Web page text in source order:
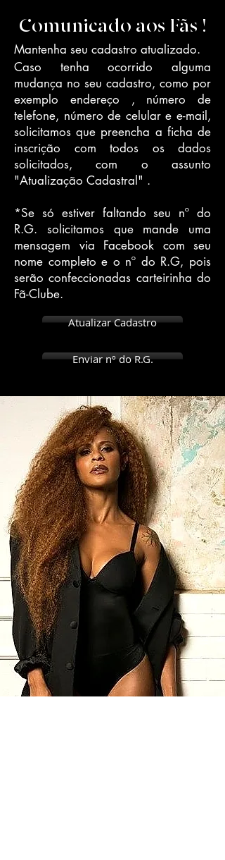
Comunicado aos Fãs !
Mantenha seu cadastro atualizado.
Caso tenha ocorrido alguma
mudança no seu cadastro, como por
exemplo endereço , número de
telefone, número de celular e e-mail,
solicitamos que preencha a ficha de
inscrição com todos os dados
solicitados, com o assunto
"Atualização Cadastral" .
*Se só estiver faltando seu nº do
R.G. solicitamos que mande uma
mensagem via Facebook com seu
nome completo e o nº do R.G, pois
serão confeccionadas carteirinha do
Fã-Clube.
Atualizar Cadastro
Enviar nº do R.G.